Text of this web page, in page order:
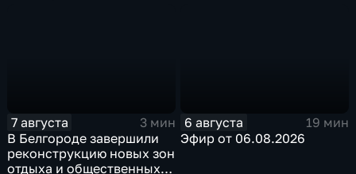
7 августа
3 мин
В Белгороде завершили
реконструкцию новых зон
отдыха и общественных
6 августа
19 мин
Эфир от 06.08.2026